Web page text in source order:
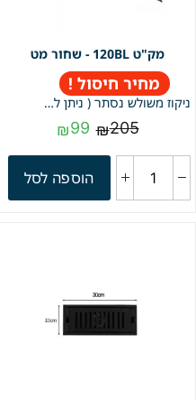
120BL - שחור מט
מחיר חיסול !
ניקוז משולש נסתר ( ניתן לרצף ) | פטנט חוסם ריחות וחרקים | שחור מט | מק"ט 120BL
₪205
₪99
הוספה לסל